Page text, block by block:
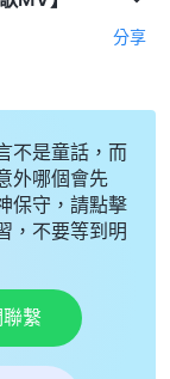
分享
不是童話，而
外哪個會先
保守，請點擊
，不要等到明
繫